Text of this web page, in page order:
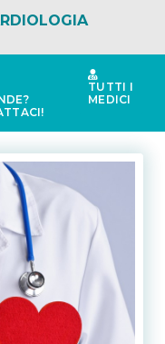
TUTTI I
MEDICI